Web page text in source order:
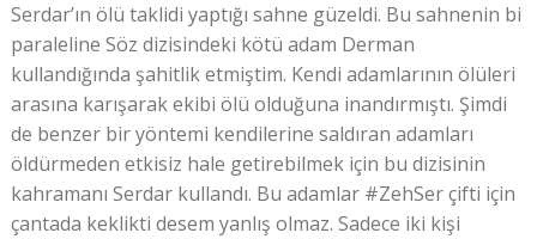
Serdar’ın ölü taklidi yaptığı sahne güzeldi. Bu sahnenin bi
paraleline Söz dizisindeki kötü adam Derman
kullandığında şahitlik etmiştim. Kendi adamlarının ölüleri
arasına karışarak ekibi ölü olduğuna inandırmıştı. Şimdi
de benzer bir yöntemi kendilerine saldıran adamları
öldürmeden etkisiz hale getirebilmek için bu dizisinin
kahramanı Serdar kullandı. Bu adamlar #ZehSer çifti için
çantada keklikti desem yanlış olmaz. Sadece iki kişi